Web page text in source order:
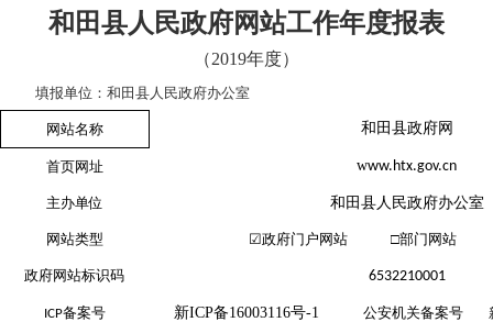
和田县人民政府网站工作年度报表
（2019年度）
填报单位： 和田县人民政府办公室
网站名称 和田县政府网
首页网址 www.htx.gov.cn
主办单位 和田县人民政府办公室
网站类型 ☑政府门户网站 □部门网站 □
政府网站标识码 6532210001
ICP备案号 新ICP备16003116号-1 公安机关备案号